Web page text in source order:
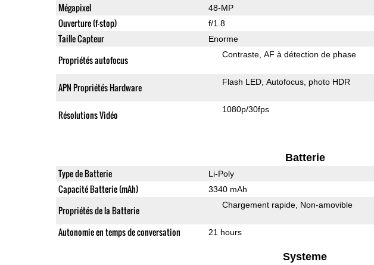
Mégapixel 48-MP
Ouverture (f-stop) f/1.8
Taille Capteur Enorme
Propriétés autofocus Contraste AF à détection de phase
APN Propriétés Hardware Flash LED Autofocus photo HDR
Résolutions Vidéo 1080p/30fps
Batterie
Type de Batterie Li-Poly
Capacité Batterie (mAh) 3340 mAh
Propriétés de la Batterie Chargement rapide Non-amovible
Autonomie en temps de conversation 21 hours
Systeme